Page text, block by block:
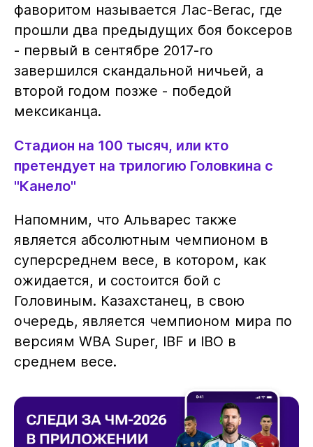
фаворитом называется Лас-Вегас, где
прошли два предыдущих боя боксеров
- первый в сентябре 2017-го
завершился скандальной ничьей, а
второй годом позже - победой
мексиканца.
Стадион на 100 тысяч, или кто
претендует на трилогию Головкина с
"Канело"
Напомним, что Альварес также
является абсолютным чемпионом в
суперсреднем весе, в котором, как
ожидается, и состоится бой с
Головиным. Казахстанец, в свою
очередь, является чемпионом мира по
версиям WBA Super, IBF и IBO в
среднем весе.